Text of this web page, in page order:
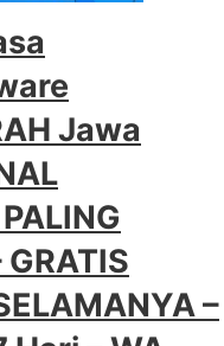
Jawa
GRATIS
–